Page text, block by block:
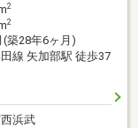
2
2
(築28年6ヶ月)
線 矢加部駅 徒歩37
浜武